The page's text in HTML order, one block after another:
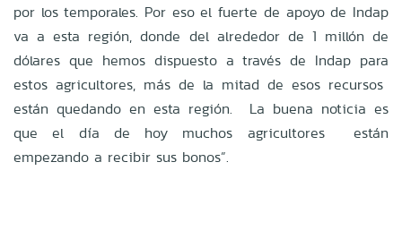
por los temporales. Por eso el fuerte de apoyo de Indap
va a esta región, donde del alrededor de 1 millón de
dólares que hemos dispuesto a través de Indap para
estos agricultores, más de la mitad de esos recursos
están quedando en esta región. La buena noticia es
que el día de hoy muchos agricultores están
empezando a recibir sus bonos”.